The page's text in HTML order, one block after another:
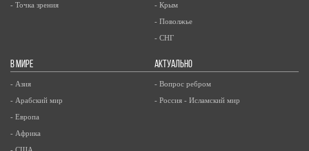
- Точка зрения
- Крым
- Поволжье
- СНГ
В МИРЕ
- Азия
- Арабский мир
- Европа
- Африка
АКТУАЛЬНО
- Вопрос ребром
- Россия - Исламский мир